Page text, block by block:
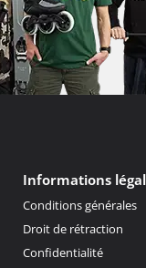
Informations
Conditions générales
Droit de rétraction
Confidentialité